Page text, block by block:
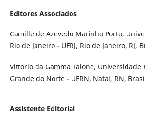
Editores Associados
Camille de Azevedo Marinho Porto,
Rio de Janeiro - UFRJ, Rio de Janeiro, RJ,
Vittorio da Gamma Talone, Universidade
Grande do Norte - UFRN, Natal, RN,
Assistente Editorial